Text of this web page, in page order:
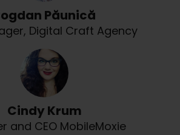
Păunică
Digital Craft Agency
Cindy Krum
and CEO MobileMoxie